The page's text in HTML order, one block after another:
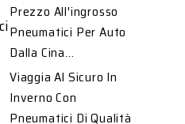
Prezzo All'ingrosso
Pneumatici Per Auto
Dalla Cina...
Viaggia Al Sicuro In
Inverno Con
Pneumatici Di Qualità